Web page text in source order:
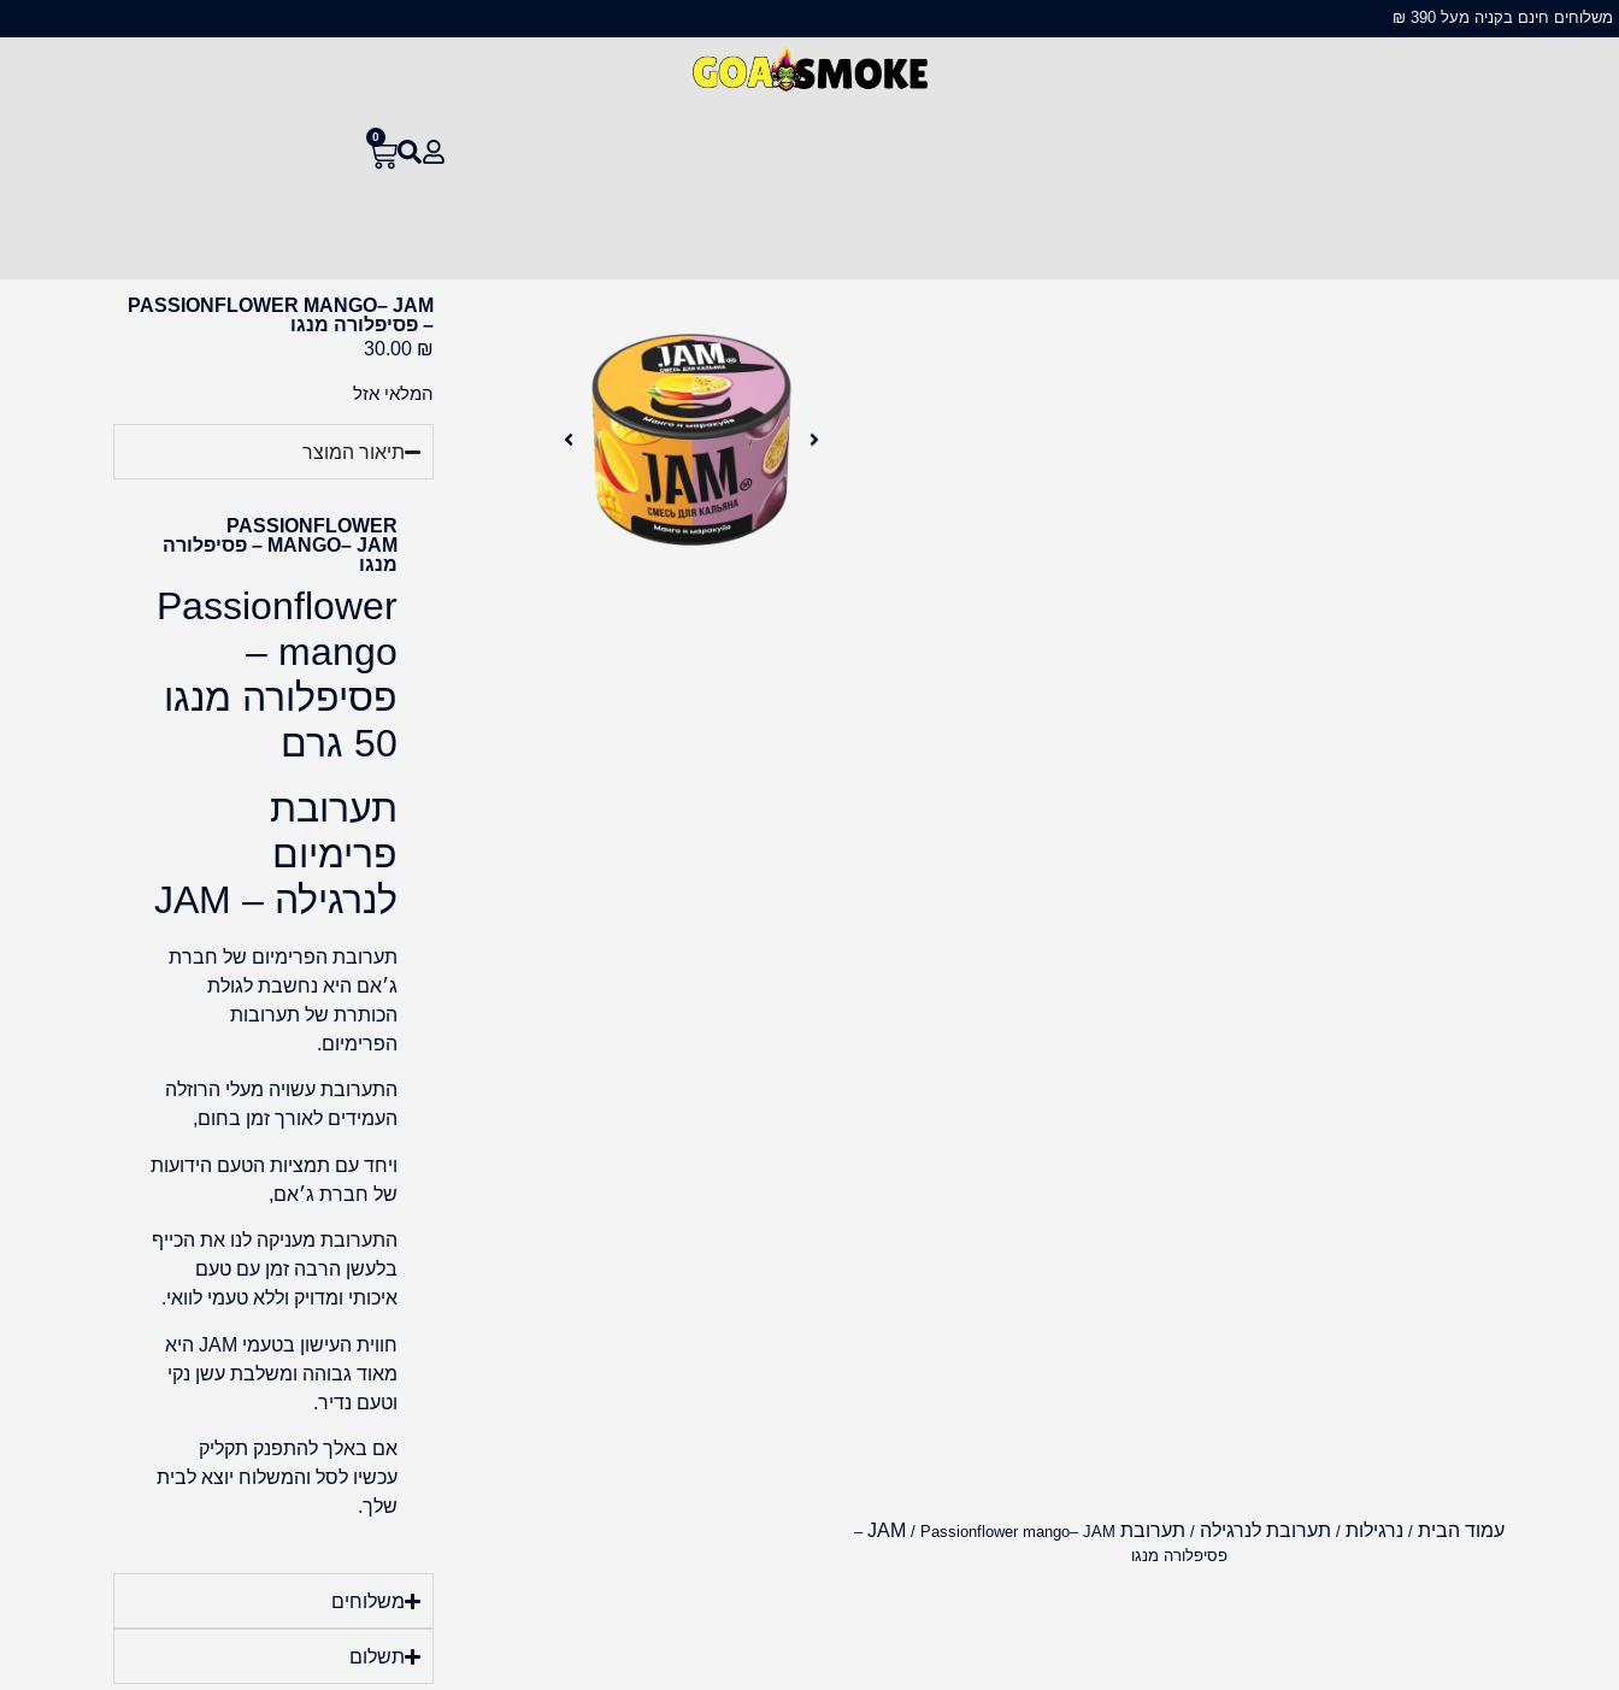
משלוחים חינם בקניה מעל 390 ₪
0
PASSIONFLOWER MANGO– JAM
– פסיפלורה מנגו
30.00 ₪
המלאי אזל
תיאור המוצר
PASSIONFLOWER
MANGO– JAM – פסיפלורה
מנגו
Passionflower
mango –
פסיפלורה מנגו
50 גרם
תערובת
פרימיום
לנרגילה – JAM
תערובת הפרימיום של חברת
ג׳אם היא נחשבת לגולת
הכותרת של תערובות
הפרימיום.
התערובת עשויה מעלי הרוזלה
העמידים לאורך זמן בחום,
ויחד עם תמציות הטעם הידועות
של חברת ג׳אם,
התערובת מעניקה לנו את הכייף
בלעשן הרבה זמן עם טעם
איכותי ומדויק וללא טעמי לוואי.
חווית העישון בטעמי JAM היא
מאוד גבוהה ומשלבת עשן נקי
וטעם נדיר.
אם באלך להתפנק תקליק
עכשיו לסל והמשלוח יוצא לבית
שלך.
משלוחים
תשלום
עמוד הבית / נרגילות / תערובת לנרגילה / תערובת JAM
/ Passionflower mango– JAM –
פסיפלורה מנגו